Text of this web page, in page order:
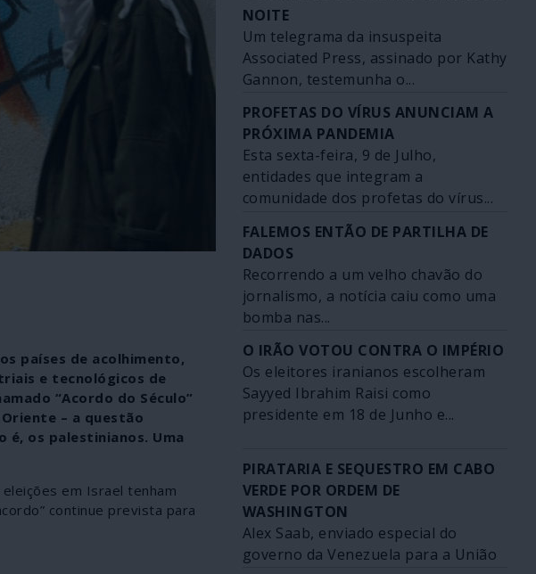
países de acolhimento,
e tecnológicos de
“Acordo do Século”
– a questão
os palestinianos. Uma
em Israel tenham
continue prevista para
NOITE
Um telegrama da insuspeita
Associated Press, assinado por Kathy
Gannon, testemunha o...
PROFETAS DO VÍRUS ANUNCIAM A
PRÓXIMA PANDEMIA
Esta sexta-feira, 9 de Julho,
entidades que integram a
comunidade dos profetas do vírus...
FALEMOS ENTÃO DE PARTILHA DE
DADOS
Recorrendo a um velho chavão do
jornalismo, a notícia caiu como uma
bomba nas...
O IRÃO VOTOU CONTRA O IMPÉRIO
Os eleitores iranianos escolheram
Sayyed Ibrahim Raisi como
presidente em 18 de Junho e...
PIRATARIA E SEQUESTRO EM CABO
VERDE POR ORDEM DE
WASHINGTON
Alex Saab, enviado especial do
governo da Venezuela para a União